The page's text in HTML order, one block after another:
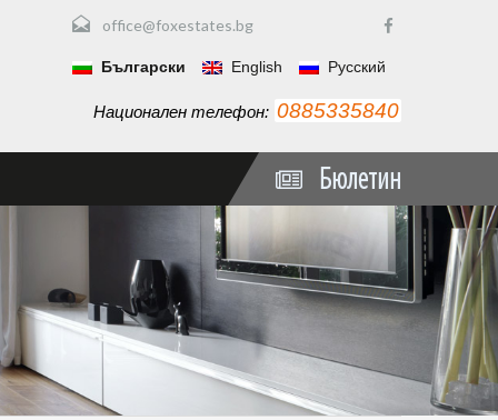
office@foxestates.bg
Български English Русский
Национален телефон: 0885335840
Бюлетин